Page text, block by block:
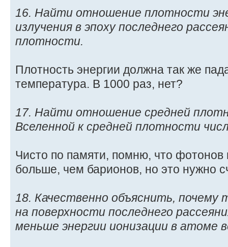
16. Найти отношение плотности
излучения в эпоху последнего
плотности.
Плотность энергии должна так же
температура. В 1000 раз, нет?
17. Найти отношение средней
Вселенной к средней плотности
Чисто по памяти, помню, что фотонов
больше, чем барионов, но это нужно
18. Качественно объяснить,
на поверхности последнего
меньше энергии ионизации в атоме